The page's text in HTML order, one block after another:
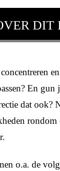
DIT
En gun
dat ook?
rondom
o.a. de